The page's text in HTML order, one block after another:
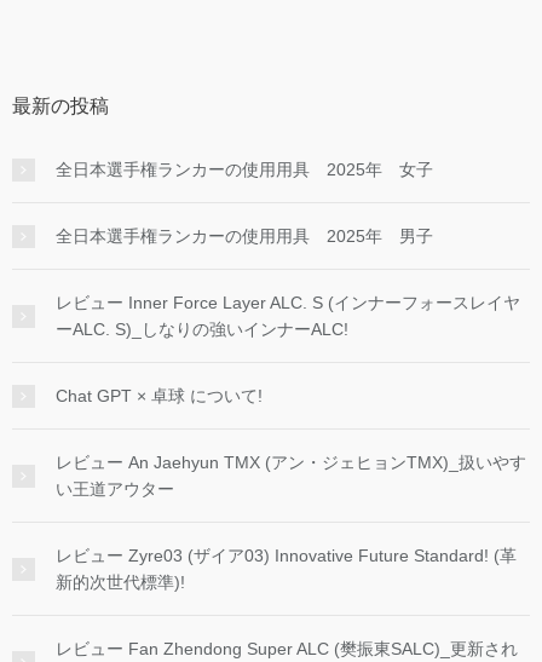
最新の投稿
全日本選手権ランカーの使用用具 2025年 女子
全日本選手権ランカーの使用用具 2025年 男子
レビュー Inner Force Layer ALC. S (インナーフォースレイヤ
ーALC. S)_しなりの強いインナーALC!
Chat GPT × 卓球 について!
レビュー An Jaehyun TMX (アン・ジェヒョンTMX)_扱いやす
い王道アウター
レビュー Zyre03 (ザイア03) Innovative Future Standard! (革
新的次世代標準)!
レビュー Fan Zhendong Super ALC (樊振東SALC)_更新され